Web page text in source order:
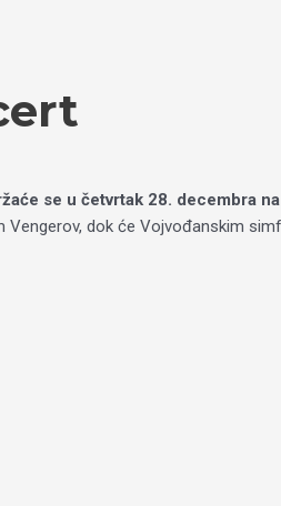
se u četvrtak 28. decembra
dok će Vojvođanskim